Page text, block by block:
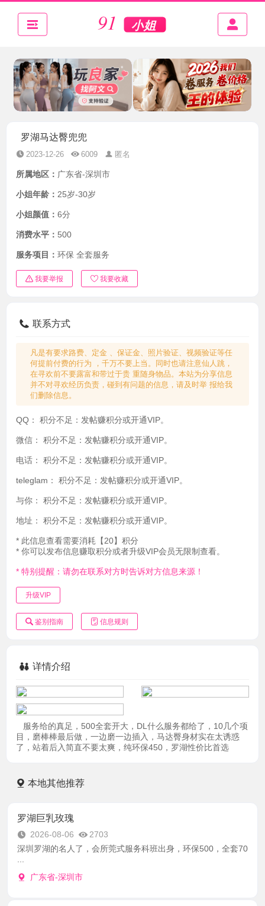
罗湖马达臀兜兜
2023-12-26 6009 匿名
所属地区： 广东省-深圳市
小姐年龄： 25岁-30岁
小姐颜值： 6分
消费水平： 500
服务项目： 环保 全套服务
我要举报 我要收藏
联系方式
凡是有要求路费、定金 、保证金、照片验证、视频验证等任
何提前付费的行为 ，千万不要上当。同时也请注意仙人跳，
在寻欢前不要露富和带过于贵 重随身物品。本站为分享信息
并不对寻欢经历负责，碰到有问题的信息，请及时举 报给我
们删除信息。
QQ： 积分不足：发帖赚积分或开通VIP。
微信： 积分不足：发帖赚积分或开通VIP。
电话： 积分不足：发帖赚积分或开通VIP。
teleglam： 积分不足：发帖赚积分或开通VIP。
与你： 积分不足：发帖赚积分或开通VIP。
地址： 积分不足：发帖赚积分或开通VIP。
* 此信息查看需要消耗【20】积分
* 你可以发布信息赚取积分或者升级VIP会员无限制查看。
* 特别提醒：请勿在联系对方时告诉对方信息来源！
升级VIP
鉴别指南 信息规则
详情介绍
服务给的真足，500全套开大，DL什么服务都给了，10几个项
目，磨棒棒最后做，一边磨一边插入，马达臀身材实在太诱惑
了，站着后入简直不要太爽，纯环保450，罗湖性价比首选
本地其他推荐
罗湖巨乳玫瑰
2026-08-06
2703
深圳罗湖的名人了，会所莞式服务科班出身，环保500，全套70
...
广东省-深圳市